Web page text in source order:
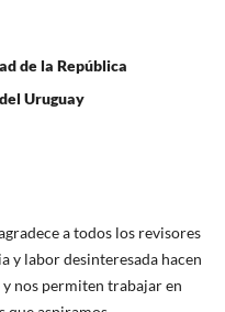
de la República
Uruguay
a todos los revisores
y labor desinteresada hacen
nos permiten trabajar en